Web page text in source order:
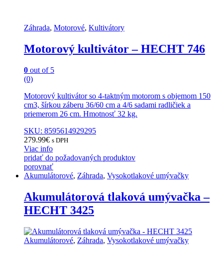
Záhrada, Motorové, Kultivátory
Motorový kultivátor – HECHT 746
0 out of 5
(0)
Motorový kultivátor so 4-taktným motorom s objemom 150
cm3, šírkou záberu 36/60 cm a 4/6 sadami radličiek a
priemerom 26 cm. Hmotnosť 32 kg.
SKU: 8595614929295
279.99€ s DPH
Viac info
pridať do požadovaných produktov
porovnať
Akumulátorové, Záhrada, Vysokotlakové umývačky
Akumulátorová tlaková umývačka –
HECHT 3425
Akumulátorové, Záhrada, Vysokotlakové umývačky